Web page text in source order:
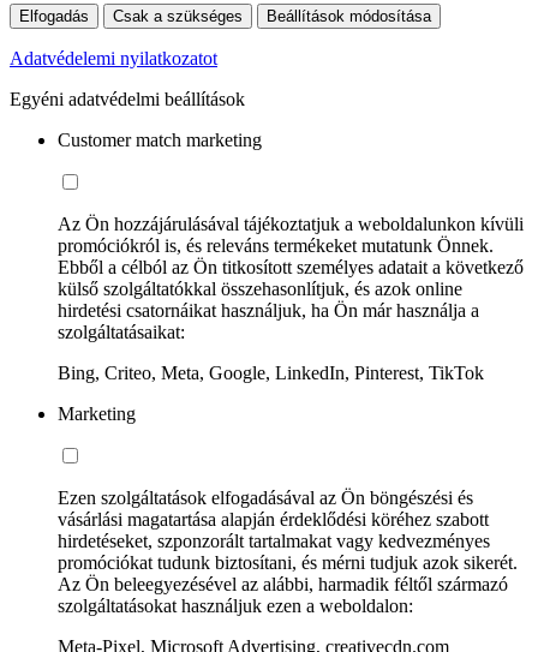
Elfogadás Csak a szükséges Beállítások módosítása
Adatvédelemi nyilatkozatot
Egyéni adatvédelmi beállítások
Customer match marketing
Az Ön hozzájárulásával tájékoztatjuk a weboldalunkon kívüli
promóciókról is, és releváns termékeket mutatunk Önnek.
Ebből a célból az Ön titkosított személyes adatait a következő
külső szolgáltatókkal összehasonlítjuk, és azok online
hirdetési csatornáikat használjuk, ha Ön már használja a
szolgáltatásaikat:
Bing, Criteo, Meta, Google, LinkedIn, Pinterest, TikTok
Marketing
Ezen szolgáltatások elfogadásával az Ön böngészési és
vásárlási magatartása alapján érdeklődési köréhez szabott
hirdetéseket, szponzorált tartalmakat vagy kedvezményes
promóciókat tudunk biztosítani, és mérni tudjuk azok sikerét.
Az Ön beleegyezésével az alábbi, harmadik féltől származó
szolgáltatásokat használjuk ezen a weboldalon:
Meta-Pixel, Microsoft Advertising, creativecdn.com